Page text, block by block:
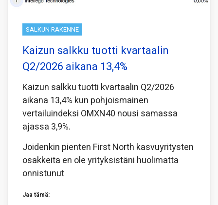
SALKUN RAKENNE
Kaizun salkku tuotti kvartaalin
Q2/2026 aikana 13,4%
Kaizun salkku tuotti kvartaalin Q2/2026
aikana 13,4% kun pohjoismainen
vertailuindeksi OMXN40 nousi samassa
ajassa 3,9%.
Joidenkin pienten First North kasvuyritysten
osakkeita en ole yrityksistäni huolimatta
onnistunut
Jaa tämä: